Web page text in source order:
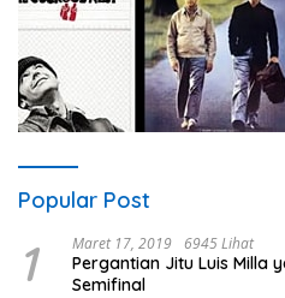
Popular Post
1 Maret 17, 2019 6945 Lihat
Pergantian Jitu Luis Milla
Semifinal